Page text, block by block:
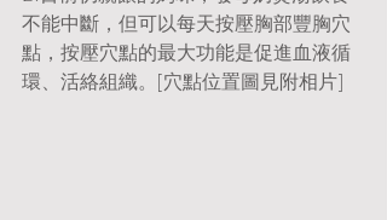
不能中斷，但可以每天按壓胸部豐胸穴
點，按壓穴點的最大功能是促進血液循
環、活絡組織。[穴點位置圖見附相片]